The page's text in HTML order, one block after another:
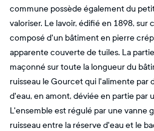
commune possède également du
valoriser. Le lavoir, édifié en 1898, sur
composé d'un bâtiment en pierre
apparente couverte de tuiles. La
maçonné sur toute la longueur du
ruisseau le Gourcet qui l'alimente par
d'eau, en amont, déviée en partie par
L'ensemble est régulé par une vanne
ruisseau entre la réserve d'eau et le